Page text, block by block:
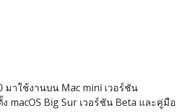
มาใช้งานบน Mac mini เวอร์ชัน
macOS Big Sur เวอร์ชัน Beta และคู่มือ